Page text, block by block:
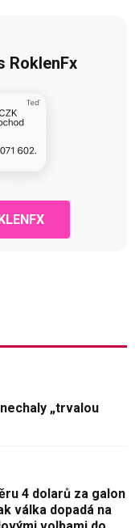
RoklenFx
„trvalou
4 dolarů za galon
válka dopadá na